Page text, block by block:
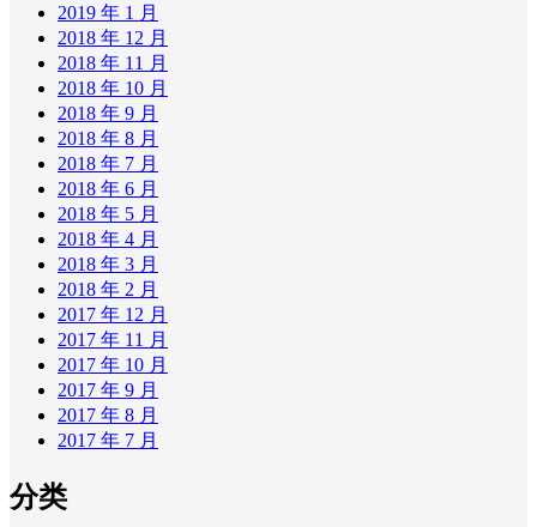
2019 年 1 月
2018 年 12 月
2018 年 11 月
2018 年 10 月
2018 年 9 月
2018 年 8 月
2018 年 7 月
2018 年 6 月
2018 年 5 月
2018 年 4 月
2018 年 3 月
2018 年 2 月
2017 年 12 月
2017 年 11 月
2017 年 10 月
2017 年 9 月
2017 年 8 月
2017 年 7 月
分类